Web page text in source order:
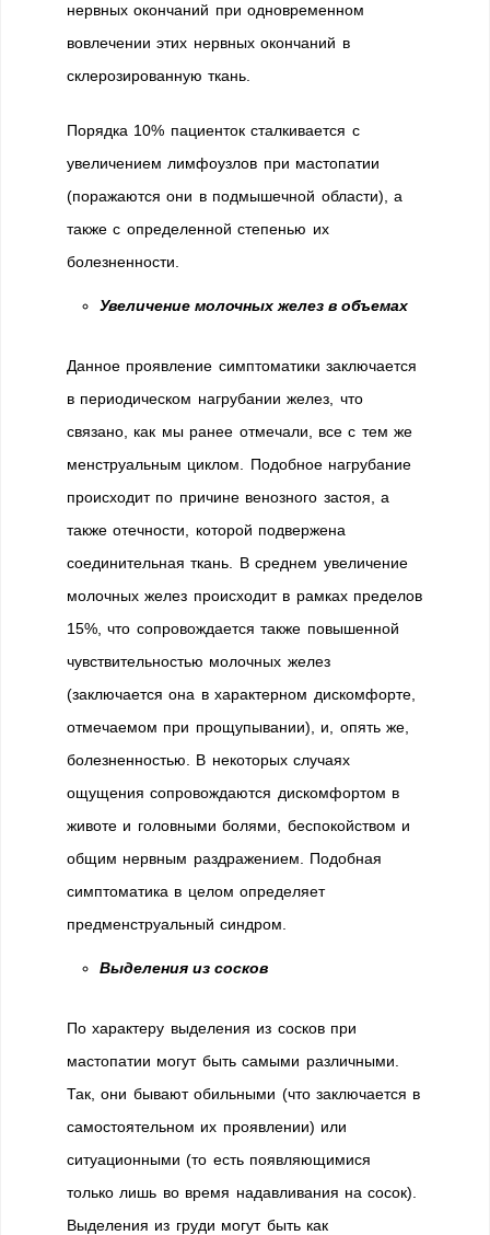
нервных окончаний при одновременном
вовлечении этих нервных окончаний в
склерозированную ткань.
Порядка 10% пациенток сталкивается с
увеличением лимфоузлов при мастопатии
(поражаются они в подмышечной области), а
также с определенной степенью их
болезненности.
Увеличение молочных желез в объемах
Данное проявление симптоматики заключается
в периодическом нагрубании желез, что
связано, как мы ранее отмечали, все с тем же
менструальным циклом. Подобное нагрубание
происходит по причине венозного застоя, а
также отечности, которой подвержена
соединительная ткань. В среднем увеличение
молочных желез происходит в рамках пределов
15%, что сопровождается также повышенной
чувствительностью молочных желез
(заключается она в характерном дискомфорте,
отмечаемом при прощупывании), и, опять же,
болезненностью. В некоторых случаях
ощущения сопровождаются дискомфортом в
животе и головными болями, беспокойством и
общим нервным раздражением. Подобная
симптоматика в целом определяет
предменструальный синдром.
Выделения из сосков
По характеру выделения из сосков при
мастопатии могут быть самыми различными.
Так, они бывают обильными (что заключается в
самостоятельном их проявлении) или
ситуационными (то есть появляющимися
только лишь во время надавливания на сосок).
Выделения из груди могут быть как